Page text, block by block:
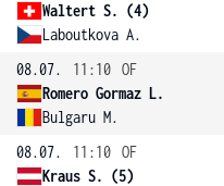
Waltert S. (4)
Laboutkova A.
08.07.
11:10 OF
Romero Gormaz L.
Bulgaru M.
08.07.
11:10 OF
Kraus S. (5)